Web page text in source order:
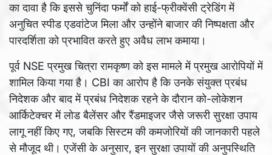
का दावा है कि इससे चुनिंदा फर्मों को हाई-फ्रीक्वेंसी ट्रेडिंग में
अनुचित स्पीड एडवांटेज मिला और उन्होंने बाजार की निष्पक्षता और
पारदर्शिता को प्रभावित करते हुए अवैध लाभ कमाया।
पूर्व NSE प्रमुख चित्रा रामकृष्ण को इस मामले में प्रमुख आरोपियों में
शामिल किया गया है। CBI का आरोप है कि उनके संयुक्त प्रबंध
निदेशक और बाद में प्रबंध निदेशक रहने के दौरान को-लोकेशन
आर्किटेक्चर में लोड बैलेंसर और रैंडमाइजर जैसे जरूरी सुरक्षा उपाय
लागू नहीं किए गए, जबकि सिस्टम की कमजोरियों की जानकारी पहले
से मौजूद थी। एजेंसी के अनुसार, इन सुरक्षा उपायों की अनुपस्थिति